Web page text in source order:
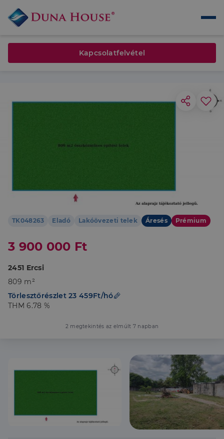
TK048263 Eladó Lakóövezeti telek Áresés Prémium
3 900 000 Ft
2451 Ercsi
809 m²
Törlesztőrészlet 23 459Ft/hó
THM 6.78 %
2 megtekintés az elmúlt 7 napban
Kapcsolatfelvétel